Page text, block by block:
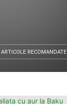
ARTICOLE RECOMANDATE